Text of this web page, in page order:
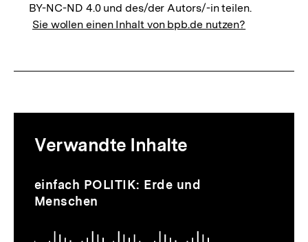
BY-NC-ND 4.0 und des/der Autors/-in teilen.
Sie wollen einen Inhalt von bpb.de nutzen?
zur
Thematik
Verwandte Inhalte
Inhaltskarussell
überspringen
Audio
Dauer
59
Min.
einfach POLITIK: Erde und
Menschen